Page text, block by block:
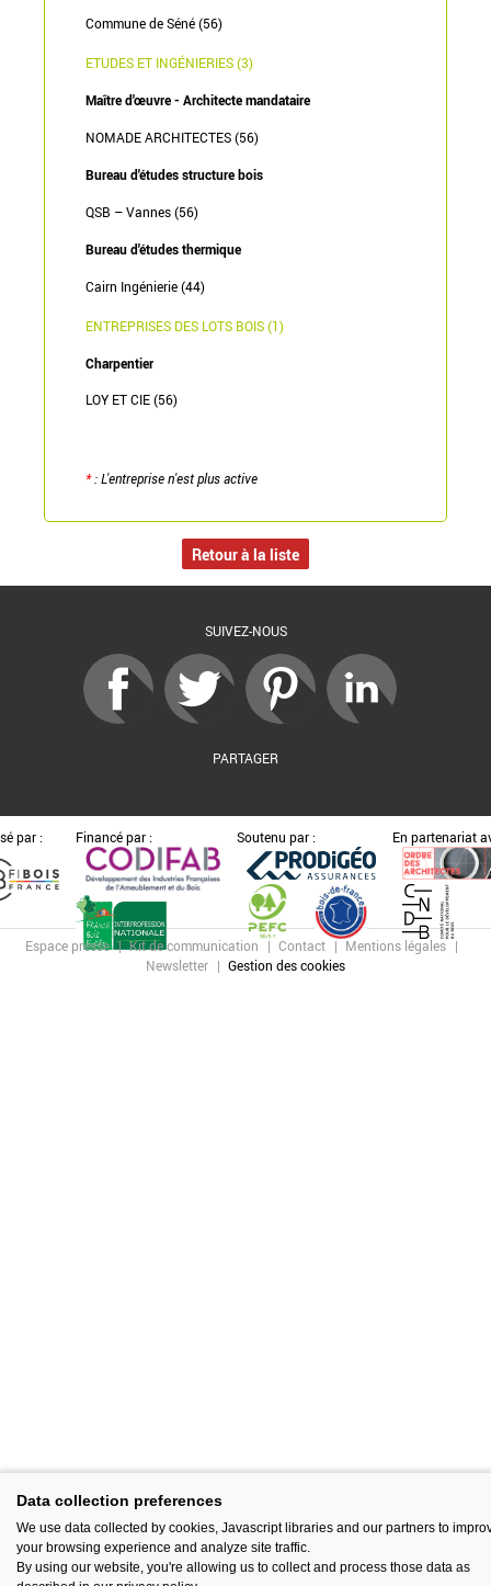
Commune de Séné (56)
ETUDES ET INGÉNIERIES (3)
Maître d'œuvre - Architecte mandataire
NOMADE ARCHITECTES (56)
Bureau d'études structure bois
QSB – Vannes (56)
Bureau d'études thermique
Cairn Ingénierie (44)
ENTREPRISES DES LOTS BOIS (1)
Charpentier
LOY ET CIE (56)
*: L'entreprise n'est plus active
Retour à la liste
SUIVEZ-NOUS
PARTAGER
par : Financé par : Soutenu par : En partenariat
Espace presse Kit de communication Contact
Mentions légales
Newsletter
Gestion des cookies
Data collection preferences
We use data collected by cookies, Javascript libraries and our partners to
your browsing experience and analyze site traffic.
By using our website, you're allowing us to collect and process those data as